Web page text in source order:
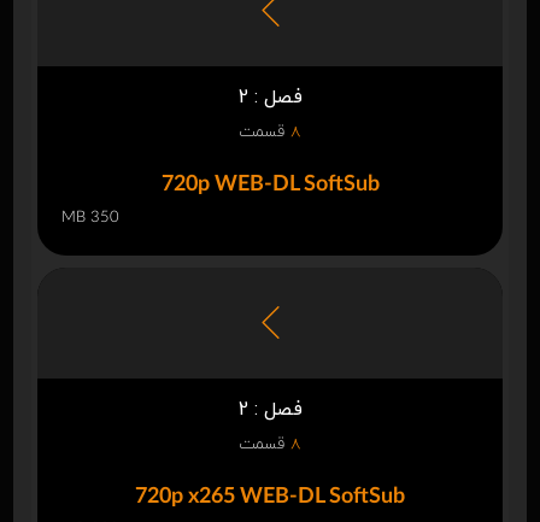
فصل : 2
8 قسمت
720p WEB-DL SoftSub
350 MB
فصل : 2
8 قسمت
720p x265 WEB-DL SoftSub